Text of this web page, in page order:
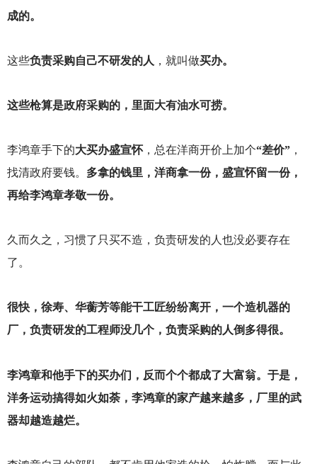
成的。
这些负责采购自己不研发的人 ，就叫做买办。
这些枪算是政府采购的，里面大有油水可捞。
李鸿章手下的大买办盛宣怀，总在洋商开价上加个“差价”，
找清政府要钱。 多拿的钱里，洋商拿一份，盛宣怀留一份，
再给李鸿章孝敬一份。
久而久之，习惯了只买不造，负责研发的人也没必要存在
了。
很快，徐寿、华蘅芳等能干工匠纷纷离开，一个造机器的
厂，负责研发的工程师没几个，负责采购的人倒多得很。
李鸿章和他手下的买办们，反而个个都成了大富翁。于是，
洋务运动搞得如火如荼，李鸿章的家产越来越多，厂里的武
器却越造越烂。